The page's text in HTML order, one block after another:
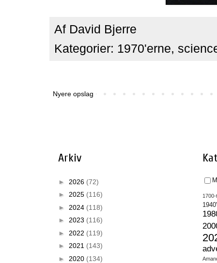
Af David Bjerre
Kategorier: 1970'erne,
Nyere opslag
Arkiv
► 2026 (72)
► 2025 (116)
► 2024 (118)
► 2023 (116)
► 2022 (119)
► 2021 (143)
► 2020 (134)
1700-